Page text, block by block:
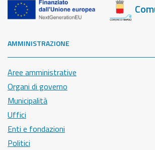
AMMINISTRAZIONE
Aree amministrative
Organi di governo
Municipalità
Uffici
Enti e fondazioni
Politici